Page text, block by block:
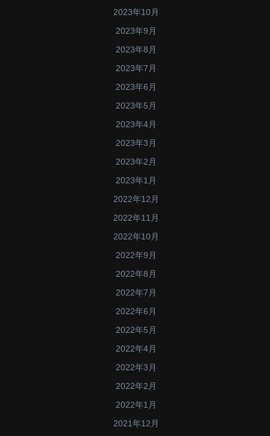
2023年10月
2023年9月
2023年8月
2023年7月
2023年6月
2023年5月
2023年4月
2023年3月
2023年2月
2023年1月
2022年12月
2022年11月
2022年10月
2022年9月
2022年8月
2022年7月
2022年6月
2022年5月
2022年4月
2022年3月
2022年2月
2022年1月
2021年12月